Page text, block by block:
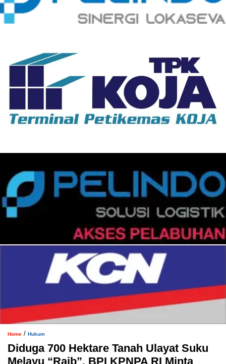
Home / Hukum
Diduga 700 Hektare Tanah Ulayat Suku
Melayu “Raib”, BPI KPNPA RI Minta